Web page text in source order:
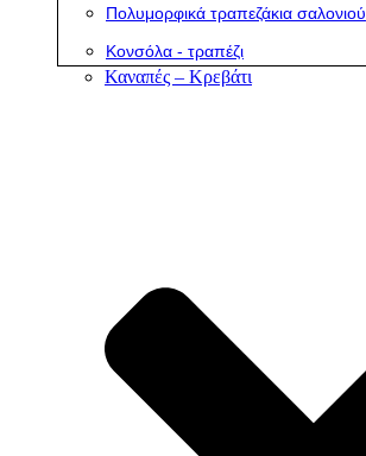
Πολυμορφικά τραπεζάκια σαλονιού
Κονσόλα - τραπέζι
Καναπές – Κρεβάτι